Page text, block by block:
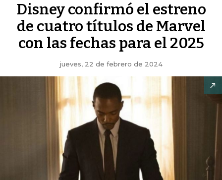
Disney confirmó el estreno
de cuatro títulos de Marvel
con las fechas para el 2025
jueves, 22 de febrero de 2024